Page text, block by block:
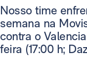
Nosso time
semana na
contra o
feira (17:00 h;